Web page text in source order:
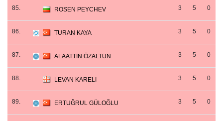
85. ROSEN PEYCHEV 3 5 0
86. TURAN KAYA 3 5 0
87. ALAATTİN ÖZALTUN 3 5 0
88. LEVAN KARELI 3 5 0
89. ERTUĞRUL GÜLOĞLU 3 5 0